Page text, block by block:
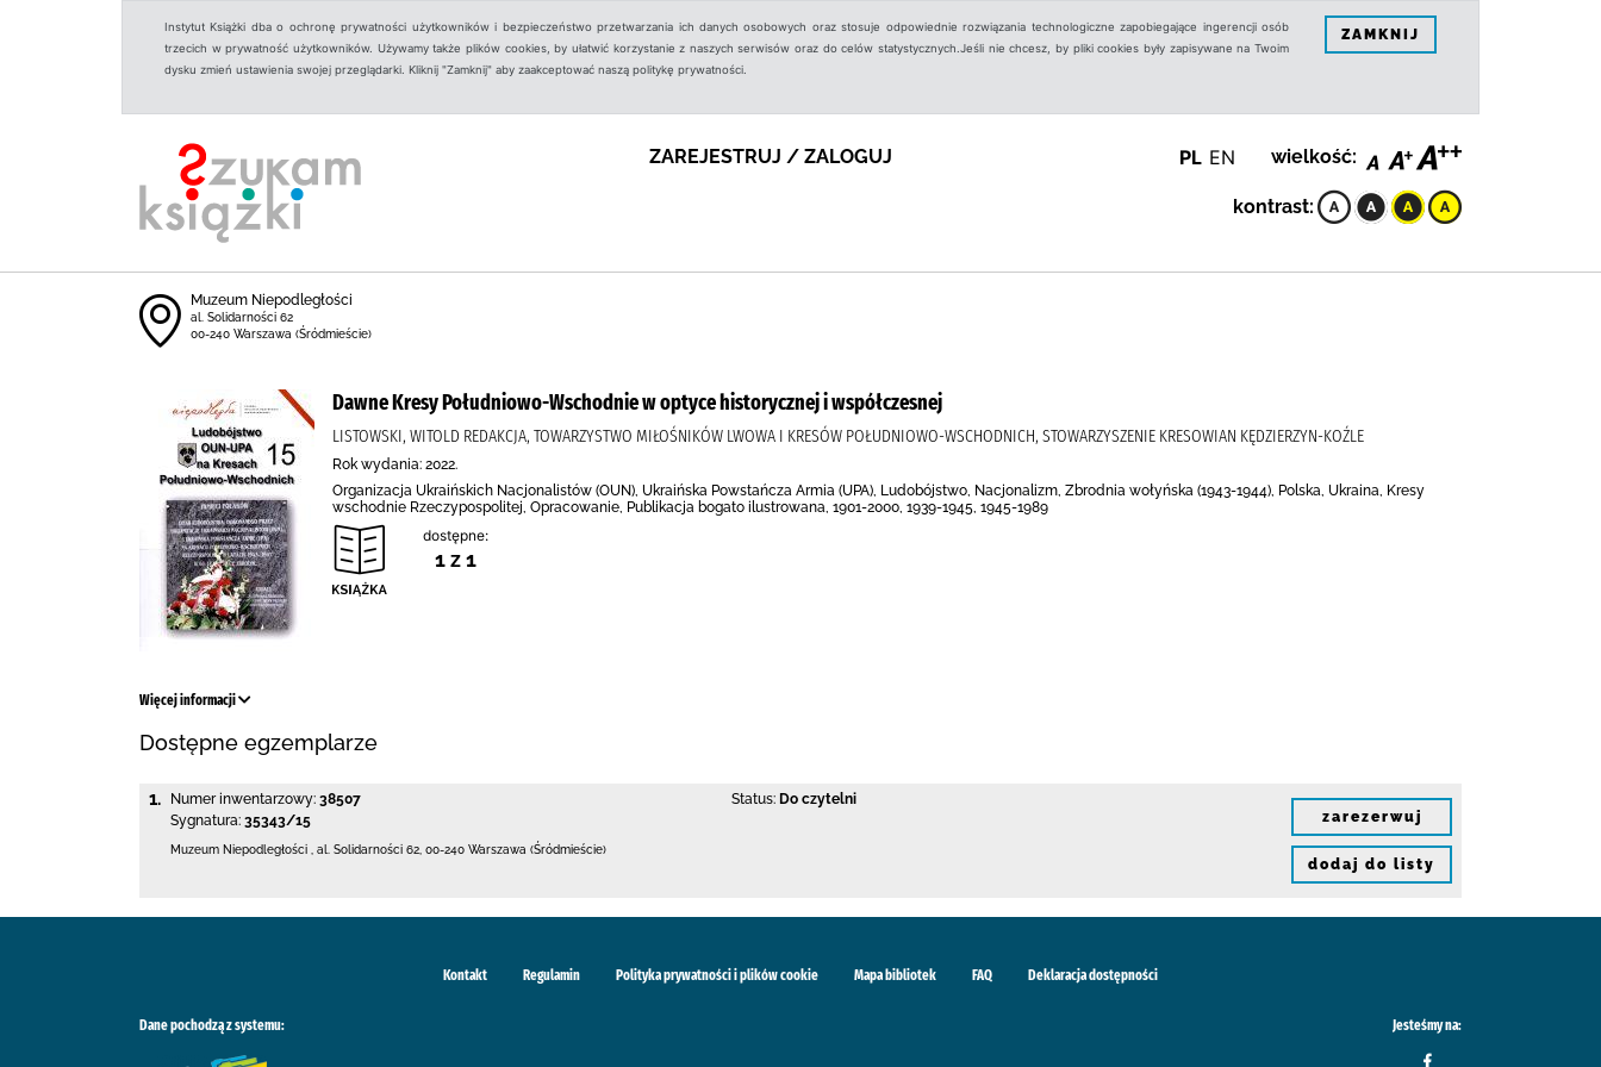
Instytut Książki dba o ochronę prywatności użytkowników i bezpieczeństwo przetwarzania ich danych osobowych oraz stosuje odpowiednie rozwiązania technologiczne zapobiegające ingerencji osób
trzecich w prywatność użytkowników. Używamy także plików cookies, by ułatwić korzystanie z naszych serwisów oraz do celów statystycznych.Jeśli nie chcesz, by pliki cookies były zapisywane na Twoim
dysku zmień ustawienia swojej przeglądarki. Kliknij "Zamknij" aby zaakceptować naszą politykę prywatności.
ZAMKNIJ
ZAREJESTRUJ / ZALOGUJ PL EN wielkość:
kontrast:
Muzeum Niepodległości
al. Solidarności 62
00-240 Warszawa (Śródmieście)
Dawne Kresy Południowo-Wschodnie w optyce historycznej i współczesnej
LISTOWSKI, WITOLD REDAKCJA, TOWARZYSTWO MIŁOŚNIKÓW LWOWA I KRESÓW POŁUDNIOWO-WSCHODNICH, STOWARZYSZENIE KRESOWIAN KĘDZIERZYN-KOŹLE
Rok wydania: 2022.
Organizacja Ukraińskich Nacjonalistów (OUN), Ukraińska Powstańcza Armia (UPA), Ludobójstwo, Nacjonalizm, Zbrodnia wołyńska (1943-1944), Polska, Ukraina, Kresy
wschodnie Rzeczypospolitej, Opracowanie, Publikacja bogato ilustrowana, 1901-2000, 1939-1945, 1945-1989
dostępne:
1 z 1
Więcej informacji
Dostępne egzemplarze
1. Numer inwentarzowy: 38507
Sygnatura: 35343/15
Status: Do czytelni
Muzeum Niepodległości al. Solidarności 62 00-240 Warszawa (Śródmieście)
zarezerwuj
dodaj do listy
Kontakt Regulamin Polityka prywatności i plików cookie Mapa bibliotek FAQ Deklaracja dostępności
Dane pochodzą z systemu: Jesteśmy na: